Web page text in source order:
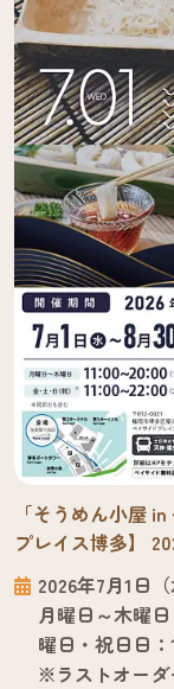
「そうめん小屋
プレイス博多】
2026年7月1日
月曜日～木曜
曜日・祝日日
※ラストオーダ